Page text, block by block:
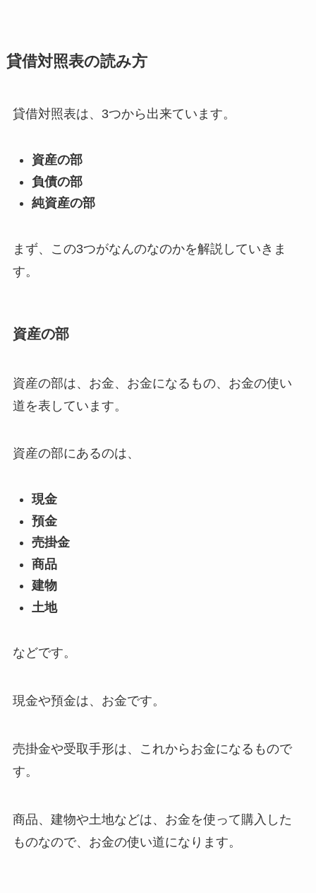
貸借対照表の読み方
貸借対照表は、3つから出来ています。
資産の部
負債の部
純資産の部
まず、この3つがなんのなのかを解説していきま
す。
資産の部
資産の部は、お金、お金になるもの、お金の使い
道を表しています。
資産の部にあるのは、
現金
預金
売掛金
商品
建物
土地
などです。
現金や預金は、お金です。
売掛金や受取手形は、これからお金になるもので
す。
商品、建物や土地などは、お金を使って購入した
ものなので、お金の使い道になります。